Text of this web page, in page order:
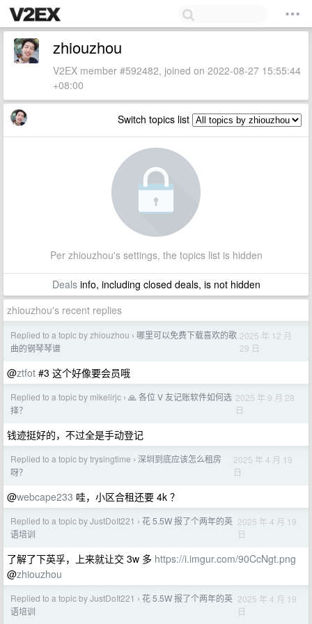
zhiouzhou
V2EX member #592482, joined on 2022-08-27 15:55:44
+08:00
Switch topics list
Per zhiouzhou's settings, the topics list is hidden
Dealsinfo, including closed deals, is not hidden
zhiouzhou's recent replies
Replied to a topic by zhiouzhou › 哪里可以免费下载喜欢的歌
曲的钢琴琴谱
2025 年 12 月
29 日
@ztfot #3 这个好像要会员哦
Replied to a topic by mikelirjc › 🙏 各位 V 友记账软件如何选
择？
2025 年 9 月 28
日
钱迹挺好的，不过全是手动登记
Replied to a topic by trysingtime › 深圳到底应该怎么租房
呀？
2025 年 4 月 19
日
@webcape233 哇，小区合租还要 4k ？
Replied to a topic by JustDoIt221 › 花 5.5W 报了个两年的英
语培训
2025 年 4 月 19
日
了解了下英孚，上来就让交 3w 多 https://i.imgur.com/90CcNgt.png
@zhiouzhou
Replied to a topic by JustDoIt221 › 花 5.5W 报了个两年的英
语培训
2025 年 4 月 19
日